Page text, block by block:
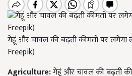
गेहूं और चावल की बढ़ती कीमतों पर लगेगा
Freepik)
Agriculture:गेहूं और चावल की बढ़ती